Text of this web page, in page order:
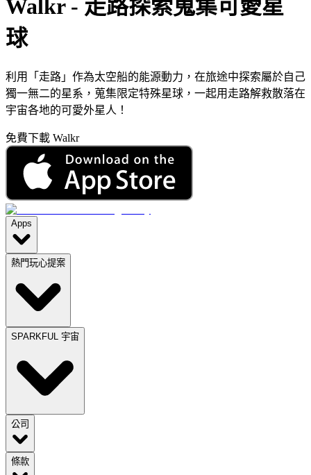
Walkr- 走路探索蒐集可愛星
球
利用「走路」作為太空船的能源動力，在旅途中探索屬於自己
獨一無二的星系，蒐集限定特殊星球，一起用走路解救散落在
宇宙各地的可愛外星人！
免費下載 Walkr
Apps
熱門玩心提案
SPARKFUL 宇宙
公司
條款